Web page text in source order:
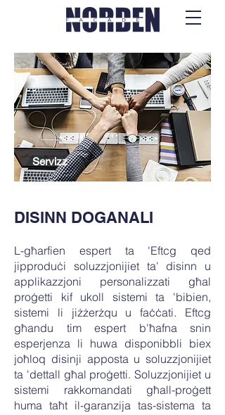
Servizz
DISINN DOGANALI
L-għarfien espert ta 'Eftcg qed
jipproduċi soluzzjonijiet ta' disinn u
applikazzjoni personalizzati għal
proġetti kif ukoll sistemi ta 'bibien,
sistemi li jiżżerżqu u faċċati. Eftcg
għandu tim espert b'ħafna snin
esperjenza li huwa disponibbli biex
joħloq disinji apposta u soluzzjonijiet
ta 'dettall għal proġetti. Soluzzjonijiet u
sistemi rakkomandati għall-proġett
huma taħt il-garanzija tas-sistema ta